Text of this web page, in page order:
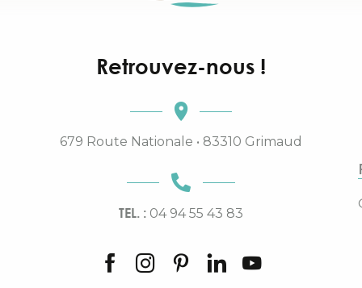
Retrouvez-nous !
679 Route Nationale • 83310 Grimaud
TEL. : 04 94 55 43 83